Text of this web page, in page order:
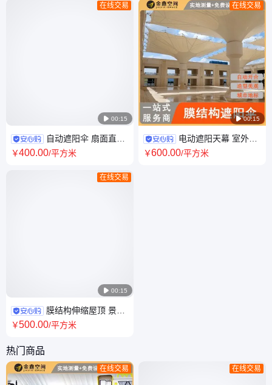
 00:15
在线交易
自动遮阳伞 扇面直径
可达30米 沙特清真寺同款大伞
￥400.00/平方米
 00:15
在线交易
膜结构伸缩屋顶 景区
剧场开合顶棚 遮阳 不遮挡风景
￥500.00/平方米
 00:15
在线交易
电动遮阳天幕 室外膜
结构遮阳伞 0元出图 16年行业
￥600.00/平方米
热门商品
在线交易 在线交易